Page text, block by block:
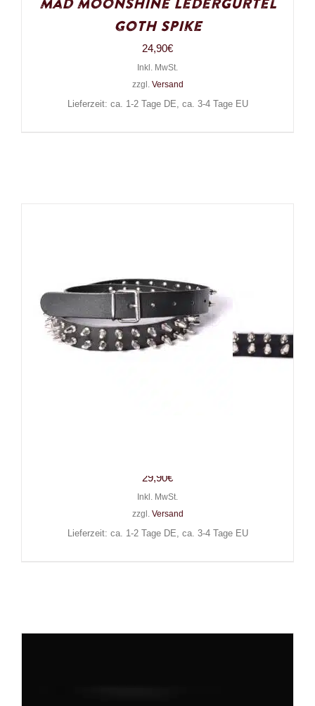
Goth Spike
24,90€
Inkl. MwSt.
zzgl. Versand
Lieferzeit: ca. 1-2 Tage DE, ca. 3-4 Tage EU
29,90€
Inkl. MwSt.
zzgl. Versand
Lieferzeit: ca. 1-2 Tage DE, ca. 3-4 Tage EU